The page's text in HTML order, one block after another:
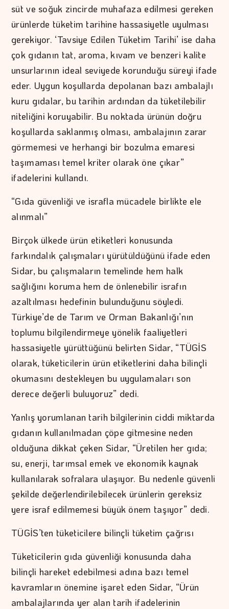
süt ve soğuk zincirde muhafaza edilmesi gereken
ürünlerde tüketim tarihine hassasiyetle uyulması
gerekiyor. ‘Tavsiye Edilen Tüketim Tarihi’ ise daha
çok gıdanın tat, aroma, kıvam ve benzeri kalite
unsurlarının ideal seviyede korunduğu süreyi ifade
eder. Uygun koşullarda depolanan bazı ambalajlı
kuru gıdalar, bu tarihin ardından da tüketilebilir
niteliğini koruyabilir. Bu noktada ürünün doğru
koşullarda saklanmış olması, ambalajının zarar
görmemesi ve herhangi bir bozulma emaresi
taşımaması temel kriter olarak öne çıkar”
ifadelerini kullandı.
“Gıda güvenliği ve israfla mücadele birlikte ele
alınmalı”
Birçok ülkede ürün etiketleri konusunda
farkındalık çalışmaları yürütüldüğünü ifade eden
Sidar, bu çalışmaların temelinde hem halk
sağlığını koruma hem de önlenebilir israfın
azaltılması hedefinin bulunduğunu söyledi.
Türkiye’de de Tarım ve Orman Bakanlığı’nın
toplumu bilgilendirmeye yönelik faaliyetleri
hassasiyetle yürüttüğünü belirten Sidar, “TÜGİS
olarak, tüketicilerin ürün etiketlerini daha bilinçli
okumasını destekleyen bu uygulamaları son
derece değerli buluyoruz” dedi.
Yanlış yorumlanan tarih bilgilerinin ciddi miktarda
gıdanın kullanılmadan çöpe gitmesine neden
olduğuna dikkat çeken Sidar, “Üretilen her gıda;
su, enerji, tarımsal emek ve ekonomik kaynak
kullanılarak sofralara ulaşıyor. Bu nedenle güvenli
şekilde değerlendirilebilecek ürünlerin gereksiz
yere israf edilmemesi büyük önem taşıyor” dedi.
TÜGİS’ten tüketicilere bilinçli tüketim çağrısı
Tüketicilerin gıda güvenliği konusunda daha
bilinçli hareket edebilmesi adına bazı temel
kavramların önemine işaret eden Sidar, “Ürün
ambalajlarında yer alan tarih ifadelerinin